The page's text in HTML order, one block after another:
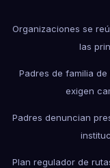
Organizaciones se
las
Padres de familia de
exigen
Padres denuncian
Plan regulador de